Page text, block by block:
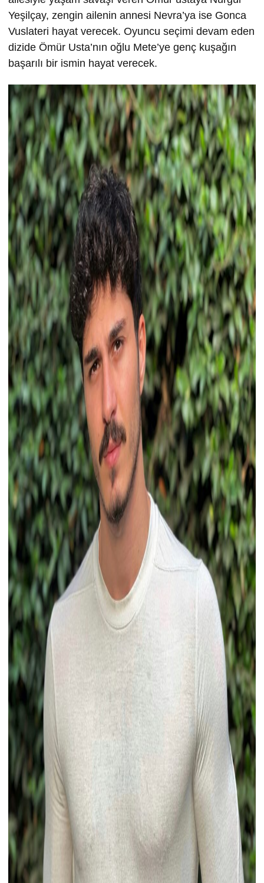
Yeşilçay, zengin ailenin annesi Nevra’ya ise Gonca
Vuslateri hayat verecek. Oyuncu seçimi devam eden
dizide Ömür Usta’nın oğlu Mete’ye genç kuşağın
başarılı bir ismin hayat verecek.